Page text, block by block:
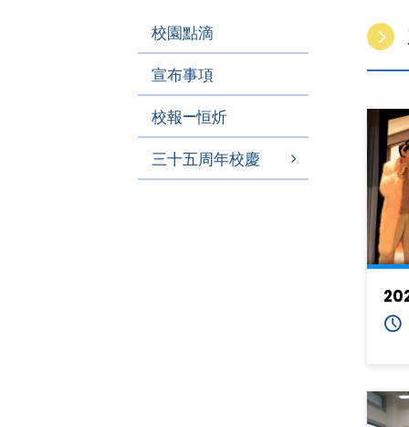
校園點滴
宣布事項
校報—恒炘
三十五周年校慶